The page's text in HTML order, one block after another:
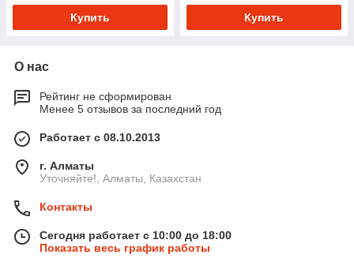
Купить Купить
О нас
Рейтинг не сформирован
Менее 5 отзывов за последний год
Работает с 08.10.2013
г. Алматы
Уточняйте!, Алматы, Казахстан
Контакты
Сегодня работает с 10:00 до 18:00
Показать весь график работы